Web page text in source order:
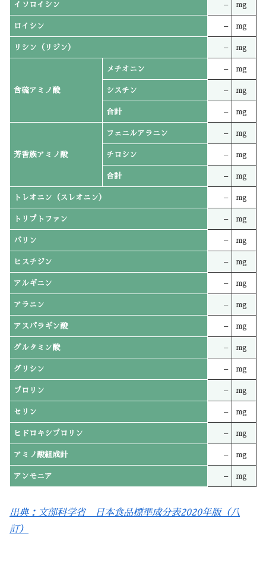
イソロイシン – mg
ロイシン – mg
リシン（リジン） – mg
含硫アミノ酸
メチオニン – mg
シスチン – mg
合計 – mg
芳香族アミノ酸
フェニルアラニン – mg
チロシン – mg
合計 – mg
トレオニン（スレオニン） – mg
トリプトファン – mg
バリン – mg
ヒスチジン – mg
アルギニン – mg
アラニン – mg
アスパラギン酸 – mg
グルタミン酸 – mg
グリシン – mg
プロリン – mg
セリン – mg
ヒドロキシプロリン – mg
アミノ酸組成計 – mg
アンモニア – mg
出典：文部科学省 日本食品標準成分表2020年版（八
訂）